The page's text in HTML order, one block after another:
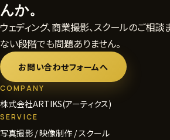
んか。
ウェディング、商業撮影、スクールのご相談
ない段階でも問題ありません。
お問い合わせフォームへ
COMPANY
株式会社ARTIKS(アーティクス)
SERVICE
写真撮影 / 映像制作 / スクール